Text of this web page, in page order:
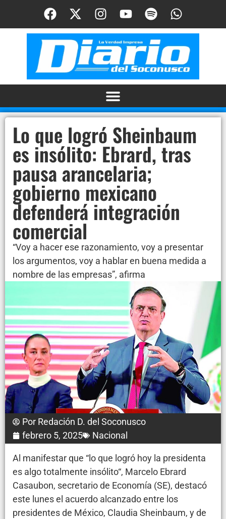
Lo que logró Sheinbaum
es insólito: Ebrard, tras
pausa arancelaria;
gobierno mexicano
defenderá integración
comercial
“Voy a hacer ese razonamiento, voy a presentar
los argumentos, voy a hablar en buena medida a
nombre de las empresas”, afirma
Por Redación D. del Soconusco
febrero 5, 2025
Nacional
Al manifestar que “lo que logró hoy la presidenta
es algo totalmente insólito“, Marcelo Ebrard
Casaubon, secretario de Economía (SE), destacó
este lunes el acuerdo alcanzado entre los
presidentes de México, Claudia Sheinbaum, y de